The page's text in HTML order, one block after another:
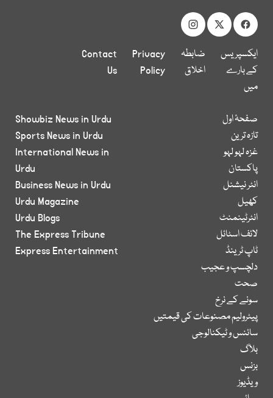
ایکسپریس
کے بارے
میں
ضابطہ
اخلاق
Privacy
Policy
Contact
Us
صفحۂ اول
تازہ ترین
غزہ لہو لہو
پاکستان
انٹر نیشنل
کھیل
انٹرٹینمنٹ
لائف اسٹائل
ٹاپ ٹرینڈ
دلچسپ و عجیب
صحت
سونے کے نرخ
پیٹرولیم مصنوعات کی قیمتیں
سائنس و ٹیکنالوجی
بلاگ
بزنس
ویڈیوز
Showbiz News in Urdu
Sports News in Urdu
International News in
Urdu
Business News in Urdu
Urdu Magazine
Urdu Blogs
The Express Tribune
Express Entertainment